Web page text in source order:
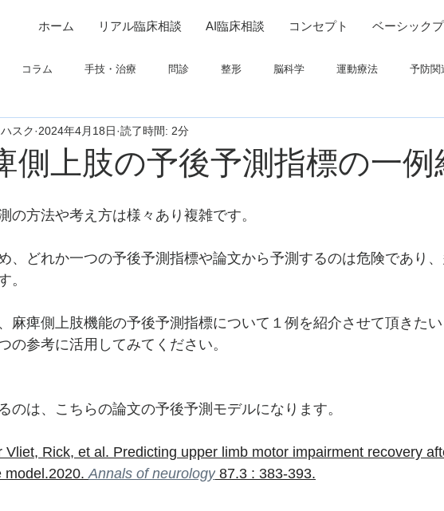
ホーム リアル臨床相談 AI臨床相談 コンセプト ベーシック
コラム 手技・治療 問診 整形 脳科学 運動療法 予防関
学会・研究関連 高次脳機能障害
側上肢の予後予測指標の一例
ハスク 2024年4月18日 読了時間: 2分
の方法や考え方は様々あり複雑です。
、どれか一つの予後予測指標や論文から予測するのは危険であり
。
麻痺側上肢機能の予後予測指標について１例を紹介させて頂きた
の参考に活用してみてください。
のは、こちらの論文の予後予測モデルになります。
Vliet, Rick, et al. Predicting upper limb motor impairment recovery
model.2020. Annals of neurology 87.3 : 383-393.